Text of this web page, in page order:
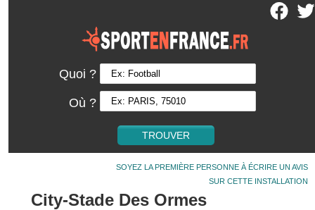
Quoi ?
Où ?
SOYEZ LA PREMIÈRE PERSONNE À ÉCRIRE UN AVIS
SUR CETTE INSTALLATION
City-Stade Des Ormes